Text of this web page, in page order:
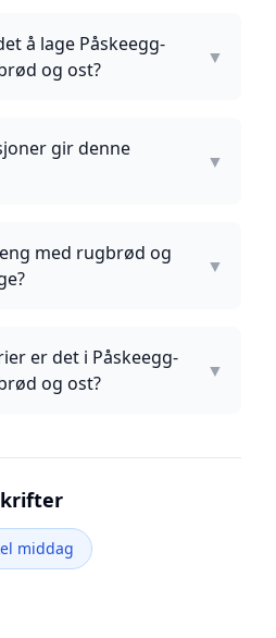
å lage Påskeegg-
og ost?
▼
gir denne
▼
med rugbrød og
▼
er det i Påskeegg-
og ost?
▼
middag